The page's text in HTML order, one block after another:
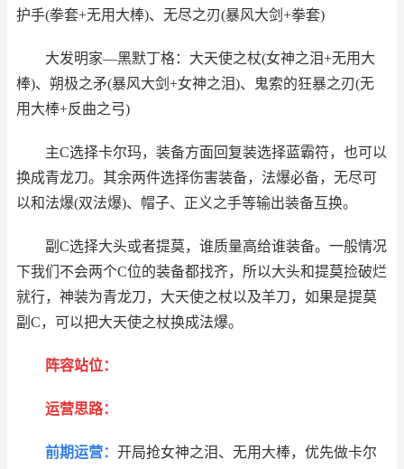
护手(拳套+无用大棒)、无尽之刃(暴风大剑+拳套)
大发明家—黑默丁格：大天使之杖(女神之泪+无用大
棒)、朔极之矛(暴风大剑+女神之泪)、鬼索的狂暴之刃(无
用大棒+反曲之弓)
主C选择卡尔玛，装备方面回复装选择蓝霸符，也可以
换成青龙刀。其余两件选择伤害装备，法爆必备，无尽可
以和法爆(双法爆)、帽子、正义之手等输出装备互换。
副C选择大头或者提莫，谁质量高给谁装备。一般情况
下我们不会两个C位的装备都找齐，所以大头和提莫捡破烂
就行，神装为青龙刀，大天使之杖以及羊刀，如果是提莫
副C，可以把大天使之杖换成法爆。
阵容站位：
运营思路：
前期运营： 开局抢女神之泪、无用大棒，优先做卡尔